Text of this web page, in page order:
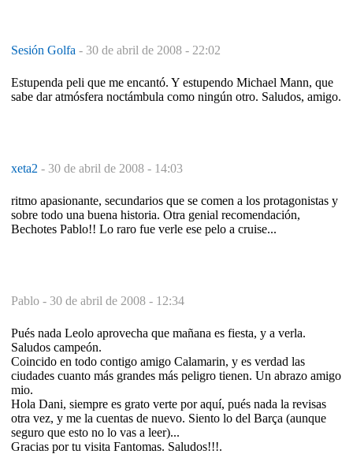
Sesión Golfa - 30 de abril de 2008 - 22:02
Estupenda peli que me encantó. Y estupendo Michael Mann, que
sabe dar atmósfera noctámbula como ningún otro. Saludos, amigo.
xeta2 - 30 de abril de 2008 - 14:03
ritmo apasionante, secundarios que se comen a los protagonistas y
sobre todo una buena historia. Otra genial recomendación,
Bechotes Pablo!! Lo raro fue verle ese pelo a cruise...
Pablo - 30 de abril de 2008 - 12:34
Pués nada Leolo aprovecha que mañana es fiesta, y a verla.
Saludos campeón.
Coincido en todo contigo amigo Calamarin, y es verdad las
ciudades cuanto más grandes más peligro tienen. Un abrazo amigo
mio.
Hola Dani, siempre es grato verte por aquí, pués nada la revisas
otra vez, y me la cuentas de nuevo. Siento lo del Barça (aunque
seguro que esto no lo vas a leer)...
Gracias por tu visita Fantomas. Saludos!!!.